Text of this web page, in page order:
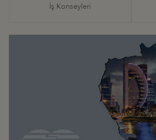
İş Konseyleri